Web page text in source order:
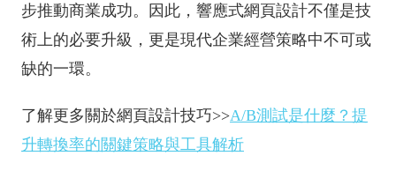
步推動商業成功。因此，響應式網頁設計不僅是技
術上的必要升級，更是現代企業經營策略中不可或
缺的一環。
了解更多關於網頁設計技巧>>A/B測試是什麼？提
升轉換率的關鍵策略與工具解析